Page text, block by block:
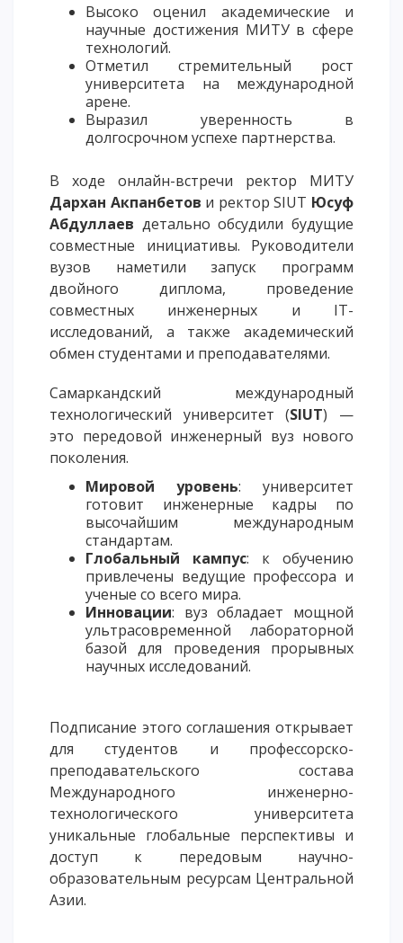
Высоко оценил академические и
научные достижения МИТУ в сфере
технологий.
Отметил стремительный рост
университета на международной
арене.
Выразил уверенность в
долгосрочном успехе партнерства.
В ходе онлайн-встречи ректор МИТУ
Дархан Акпанбетов и ректор SIUT Юсуф
Абдуллаев детально обсудили будущие
совместные инициативы. Руководители
вузов наметили запуск программ
двойного диплома, проведение
совместных инженерных и IT-
исследований, а также академический
обмен студентами и преподавателями.
Самаркандский международный
технологический университет (SIUT) —
это передовой инженерный вуз нового
поколения.
Мировой уровень: университет
готовит инженерные кадры по
высочайшим международным
стандартам.
Глобальный кампус: к обучению
привлечены ведущие профессора и
ученые со всего мира.
Инновации: вуз обладает мощной
ультрасовременной лабораторной
базой для проведения прорывных
научных исследований.
Подписание этого соглашения открывает
для студентов и профессорско-
преподавательского состава
Международного инженерно-
технологического университета
уникальные глобальные перспективы и
доступ к передовым научно-
образовательным ресурсам Центральной
Азии.